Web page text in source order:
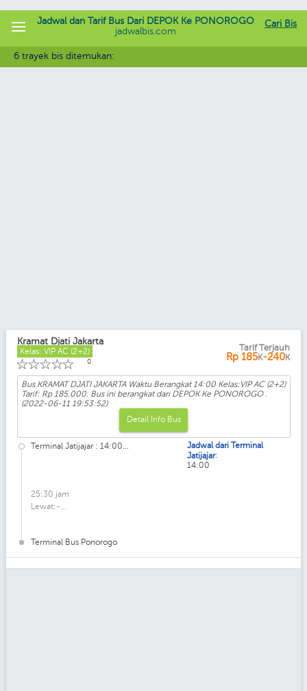
Cari Bis
Jadwal dan Tarif Bus Dari DEPOK Ke PONOROGO
jadwalbis.com
6 trayek bis ditemukan:
Kramat Djati Jakarta
Kelas: VIP AC (2+2)
☆
☆
☆
☆
☆ 0
Tarif Terjauh
Rp 185K-240K
Bus KRAMAT DJATI JAKARTA Waktu Berangkat 14:00 Kelas:VIP AC (2+2)
Tarif: Rp 185.000. Bus ini berangkat dari DEPOK Ke PONOROGO .
(2022-06-11 19:53:52)
Detail Info Bus
Terminal Jatijajar : 14:00...
25:30 jam
Lewat:-...
Terminal Bus Ponorogo
Jadwal dari Terminal
Jatijajar:
14:00